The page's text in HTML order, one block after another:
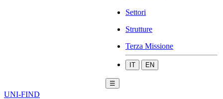
Settori
Strutture
Terza Missione
IT EN
☰
UNI-FIND